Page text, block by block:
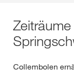
Collembolen